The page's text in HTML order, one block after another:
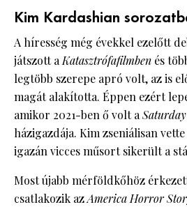
Kim Kardashian
A híresség még évekkel ezelőtt
játszott aKatasztrófafilmben és
legtöbb szerepe apró volt, az is
magát alakította. Éppen ezért
amikor 2021-ben ő volt a
házigazdája. Kim zseniálisan
igazán vicces műsort sikerült a
Most újabb mérföldkőhöz
csatlakozik azAmerica Horror